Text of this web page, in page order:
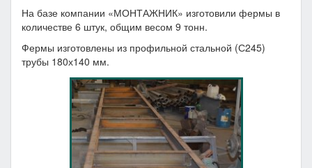
На базе компании «МОНТАЖНИК» изготовили фермы в
количестве 6 штук, общим весом 9 тонн.
Фермы изготовлены из профильной стальной (С245)
трубы 180х140 мм.